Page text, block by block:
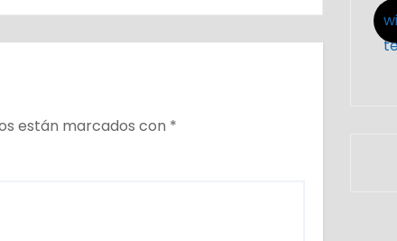
están marcados con *